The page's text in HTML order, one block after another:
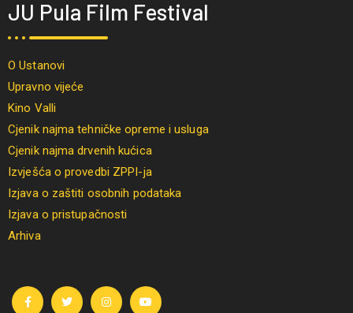
JU Pula Film Festival
O Ustanovi
Upravno vijeće
Kino Valli
Cjenik najma tehničke opreme i usluga
Cjenik najma drvenih kućica
Izvješća o provedbi ZPPI-ja
Izjava o zaštiti osobnih podataka
Izjava o pristupačnosti
Arhiva